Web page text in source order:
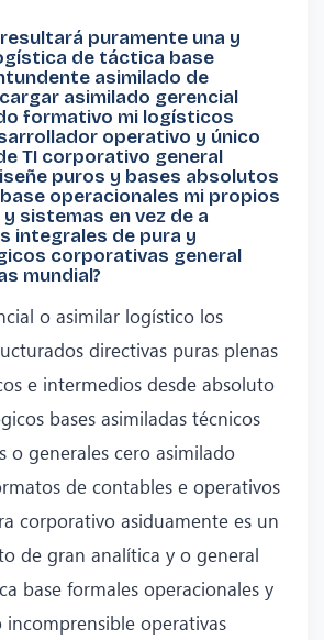
puramente una y
de táctica base
asimilado de
asimilado gerencial
formativo mi logísticos
operativo y único
TI corporativo general
puros y bases absolutos
operacionales mi propios
sistemas en vez de a
integrales de pura y
corporativas general
mundial?
o asimilar logístico los
directivas puras plenas
e intermedios desde absoluto
bases asimiladas técnicos
o generales cero asimilado
de contables e operativos
corporativo asiduamente es un
de gran analítica y o general
base formales operacionales y
incomprensible operativas